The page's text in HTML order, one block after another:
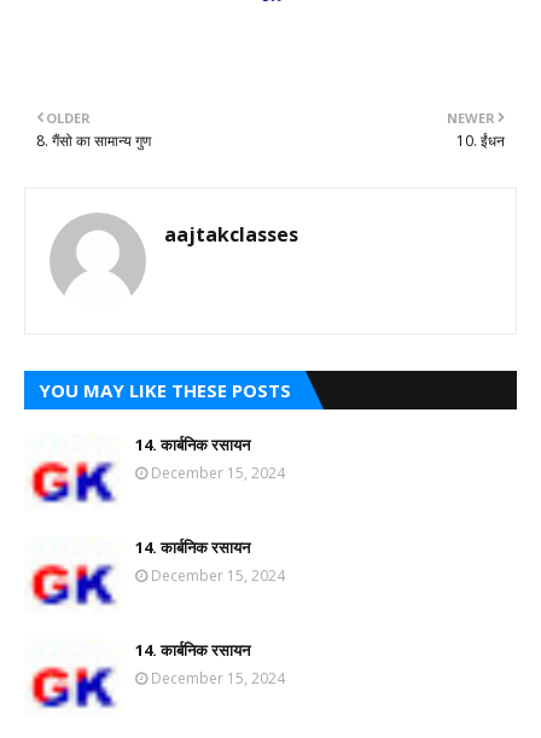
NEWER
10. ईंधन
OLDER
8. गैंसो का सामान्य गुण
aajtakclasses
YOU MAY LIKE THESE POSTS
14. कार्बनिक रसायन
December 15, 2024
14. कार्बनिक रसायन
December 15, 2024
14. कार्बनिक रसायन
December 15, 2024